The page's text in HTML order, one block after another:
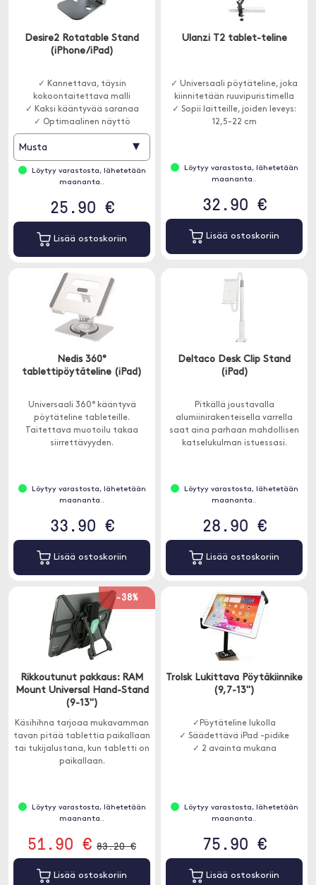
Desire2 Rotatable Stand
(iPhone/iPad)
✓ Kannettava, täysin
kokoontaitettava malli
✓ Kaksi kääntyvää saranaa
✓ Optimaalinen näyttö
Musta ▾
Löytyy varastosta, lähetetään
maananta..
25.90 €
Lisää ostoskoriin
Ulanzi T2 tablet-teline
✓ Universaali pöytäteline, joka
kiinnitetään ruuvipuristimella
✓ Sopii laitteille, joiden leveys:
12,5-22 cm
Löytyy varastosta, lähetetään
maananta..
32.90 €
Lisää ostoskoriin
Nedis 360°
tablettipöytäteline (iPad)
Universaali 360° kääntyvä
pöytäteline tableteille.
Taitettava muotoilu takaa
siirrettävyyden.
Löytyy varastosta, lähetetään
maananta..
33.90 €
Lisää ostoskoriin
Deltaco Desk Clip Stand
(iPad)
Pitkällä joustavalla
alumiinirakenteisella varrella
saat aina parhaan mahdollisen
katselukulman istuessasi.
Löytyy varastosta, lähetetään
maananta..
28.90 €
Lisää ostoskoriin
-38%
Rikkoutunut pakkaus: RAM
Mount Universal Hand-Stand
(9-13")
Käsihihna tarjoaa mukavamman
tavan pitää tablettia paikallaan
tai tukijalustana, kun tabletti on
paikallaan.
Löytyy varastosta, lähetetään
maananta..
51.90 € 83.20 €
Lisää ostoskoriin
Trolsk Lukittava Pöytäkiinnike
(9,7-13")
✓Pöytäteline lukolla
✓ Säädettävä iPad -pidike
✓ 2 avainta mukana
Löytyy varastosta, lähetetään
maananta..
75.90 €
Lisää ostoskoriin